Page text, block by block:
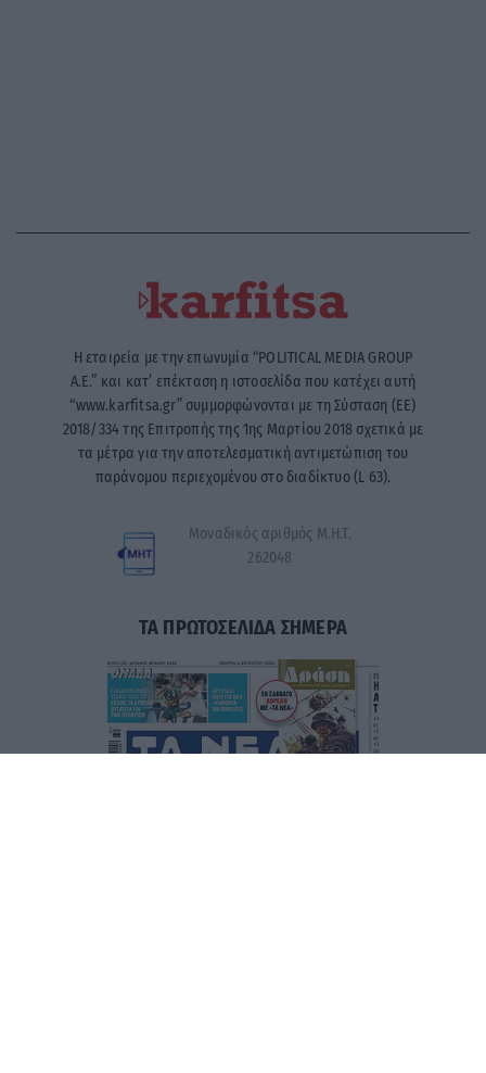
Η εταιρεία με την επωνυμία “POLITICAL MEDIA GROUP
A.E.” και κατ’ επέκταση η ιστοσελίδα που κατέχει αυτή
“www.karfitsa.gr” συμμορφώνονται με τη Σύσταση (ΕΕ)
2018/334 της Επιτροπής της 1ης Μαρτίου 2018 σχετικά με
τα μέτρα για την αποτελεσματική αντιμετώπιση του
παράνομου περιεχομένου στο διαδίκτυο (L 63).
Μοναδικός αριθμός Μ.Η.Τ.
262048
ΤΑ ΠΡΩΤΟΣΕΛΙΔΑ ΣΗΜΕΡΑ